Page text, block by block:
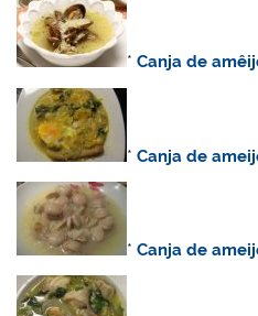
*Canja de
*Canja de
*Canja de